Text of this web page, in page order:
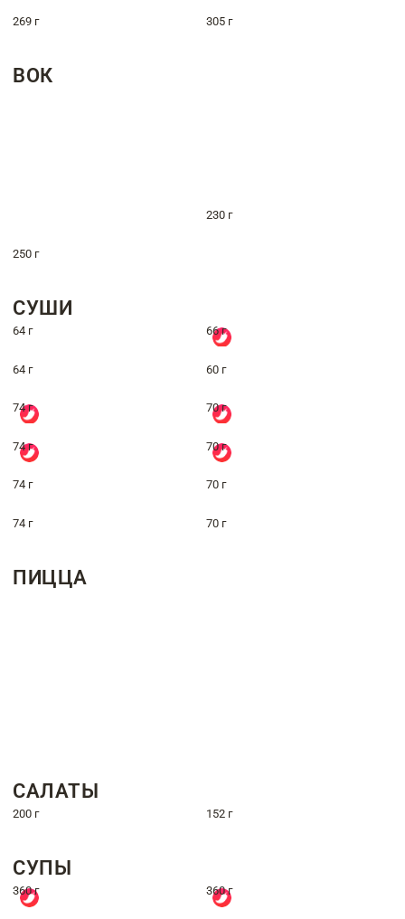
269 г 305 г
ВОК
230 г
250 г
СУШИ
64 г 66 г
64 г 60 г
74 г 70 г
74 г 70 г
74 г 70 г
74 г 70 г
ПИЦЦА
САЛАТЫ
200 г 152 г
СУПЫ
360 г 360 г